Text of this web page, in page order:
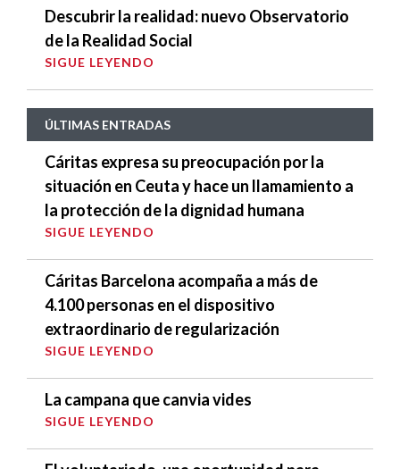
Descubrir la realidad: nuevo Observatorio
de la Realidad Social
SIGUE LEYENDO
ÚLTIMAS ENTRADAS
Cáritas expresa su preocupación por la
situación en Ceuta y hace un llamamiento a
la protección de la dignidad humana
SIGUE LEYENDO
Cáritas Barcelona acompaña a más de
4.100 personas en el dispositivo
extraordinario de regularización
SIGUE LEYENDO
La campana que canvia vides
SIGUE LEYENDO